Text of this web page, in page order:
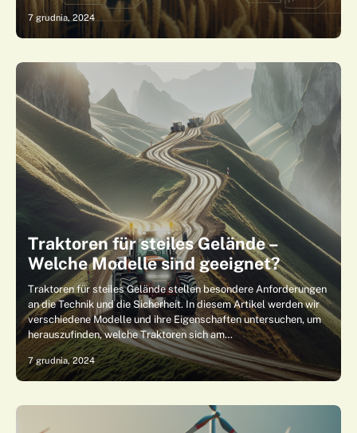
7 grudnia, 2024
Traktoren für steiles Gelände –
Welche Modelle sind geeignet?
Traktoren für steiles Gelände stellen besondere Anforderungen
an die Technik und die Sicherheit. In diesem Artikel werden wir
verschiedene Modelle und ihre Eigenschaften untersuchen, um
herauszufinden, welche Traktoren sich am…
7 grudnia, 2024